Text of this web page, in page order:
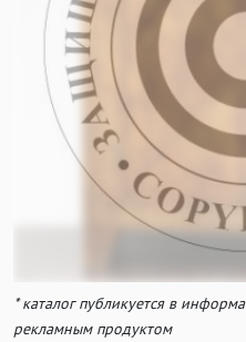
* каталог публикуется в
рекламным продуктом